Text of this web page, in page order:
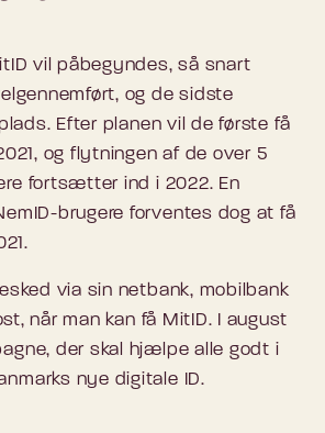
vil påbegyndes, så snart
og de sidste
Efter planen vil de første få
og flytningen af de over 5
fortsætter ind i 2022. En
brugere forventes dog at få
via sin netbank, mobilbank
når man kan få MitID. I august
der skal hjælpe alle godt i
nye digitale ID.